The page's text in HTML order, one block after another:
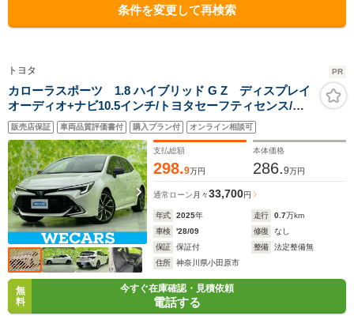
条件を変更して再検索
トヨタ PR
カローラスポーツ 1.8 ハイブリッド G Z ディスプレイ
オーディオ+ナビ10.5インチ/トヨタセーフティセンス/シ
ートヒーター/車線逸脱防止支援システム/ヘッドランプ
LED/USBジャック/Bluetooth接続/ETC
販売店保証 車両品質評価書付 購入プラン付 オンライン相談可
支払総額
298.9万円
本体価格
286.9万円
通常ローン 月々33,700円
年式 2025年 走行 0.7万km
車検
'28/09 修復
なし
保証
保証付 整備
法定整備無
住所
神奈川県小田原市
無
料
今すぐ在庫確認・見積依頼
電話する